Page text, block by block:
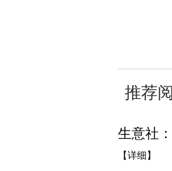
推荐
生意社
【详细】